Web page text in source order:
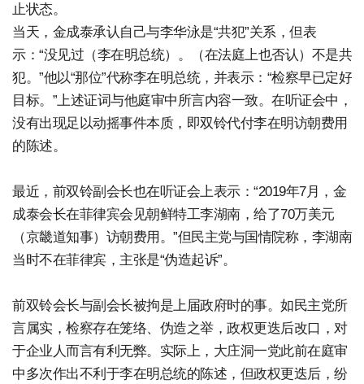
止状态。
当天，金成泰承认自己与李华泳是“共犯”关系，但表
示：“没见过（李在明总统）。（在法庭上也否认）不是共
犯。”他以“那位”代称李在明总统，并表示：“检察早已定好
目标。”上述证词与他庭审中所言内容一致。在听证会中，
没有出现足以动摇事件本质，即双铃代付李在明访朝费用
的陈述。
最近，前双铃副会长也在听证会上表示：“2019年7月，金
成泰会长在菲律宾会见朝鲜特工李湖南，给了70万美元
（京畿道知事）访朝费用。”但民主党与国情院称，李湖南
当时不在菲律宾，主张是“伪造起诉”。
前双铃会长与副会长被拘是上届政府时的事。如民主党所
言属实，检察存在笼络、伪造之举，政权更迭后改口，对
于企业人而言有利无弊。实际上，大庄洞一党此前在庭审
中多次作出不利于李在明总统的陈述，但政权更迭后，纷